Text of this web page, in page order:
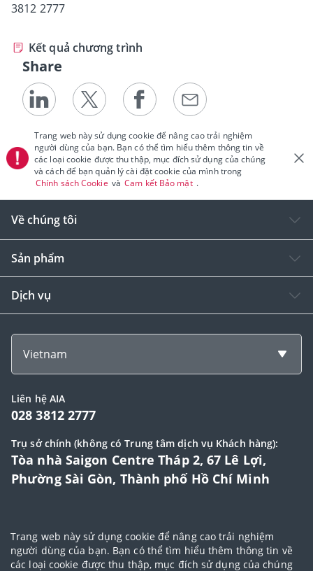
3812 2777
Kết quả chương trình
Share
Trang web này sử dụng cookie để nâng cao trải nghiệm
người dùng của bạn. Bạn có thể tìm hiểu thêm thông tin về
các loại cookie được thu thập, mục đích sử dụng của chúng
và cách để bạn quản lý cài đặt cookie của mình trong
Chính sách Cookie và Cam kết Bảo mật .
Về chúng tôi
Sản phẩm
Dịch vụ
Vietnam
Liên hệ AIA
028 3812 2777
Trụ sở chính (không có Trung tâm dịch vụ Khách hàng):
Tòa nhà Saigon Centre Tháp 2, 67 Lê Lợi,
Phường Sài Gòn, Thành phố Hồ Chí Minh
Đại lý Ngoại hạng AIA|Điều khoản sử dụng |Cam kết bảo mật|Chính
sách bảo vệ dữ liệu cá nhân|Chính sách cookie |Quy tắc đạo đức|
Trang web này sử dụng cookie để nâng cao trải nghiệm
người dùng của bạn. Bạn có thể tìm hiểu thêm thông tin về
các loại cookie được thu thập, mục đích sử dụng của chúng